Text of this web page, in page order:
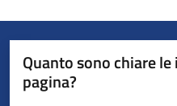
Quanto sono chiare
pagina?